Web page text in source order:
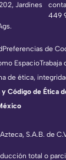
Jardines
449
S.A.B. de
total o
Preferencias de
EspacioTrabaja
de ética,
Código de Ética